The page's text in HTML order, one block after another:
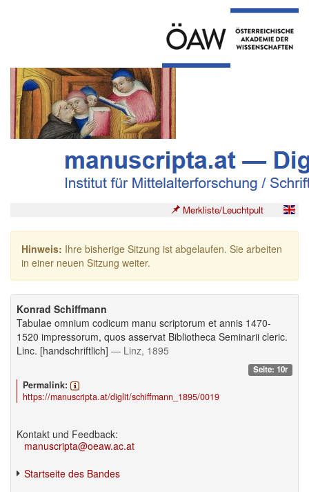
Merkliste/Leuchtpult
Hinweis: Ihre bisherige Sitzung ist abgelaufen. Sie arbeiten
in einer neuen Sitzung weiter.
Konrad Schiffmann
Tabulae omnium codicum manu scriptorum et annis 1470-
1520 impressorum, quos asservat Bibliotheca Seminarii cleric.
Linc. [handschriftlich] — Linz, 1895
Seite: 10r
Permalink:
https://manuscripta.at/diglit/schiffmann_1895/0019
Kontakt und Feedback:
manuscripta@oeaw.ac.at
Startseite des Bandes